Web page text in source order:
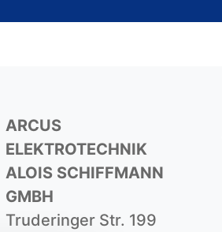
ARCUS
ELEKTROTECHNIK
ALOIS SCHIFFMANN
GMBH
Truderinger Str. 199